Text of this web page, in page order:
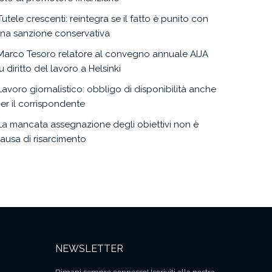
crescenti: reintegra se il fatto è punito con
sanzione conservativa
Tesoro relatore al convegno annuale AIJA
diritto del lavoro a Helsinki
giornalistico: obbligo di disponibilità anche
il corrispondente
mancata assegnazione degli obiettivi non è
di risarcimento
NEWSLETTER